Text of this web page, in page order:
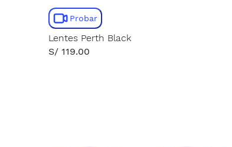
Probar
Lentes Perth Black
S/ 119.00